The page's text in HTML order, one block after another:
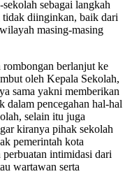
sebagai langkah
tidak diinginkan, baik dari
masing-masing
berlanjut ke
oleh Kepala Sekolah,
sama yakni memberikan
dalam pencegahan hal-hal
selain itu juga
kiranya pihak sekolah
pemerintah kota
intimidasi dari
wartawan serta